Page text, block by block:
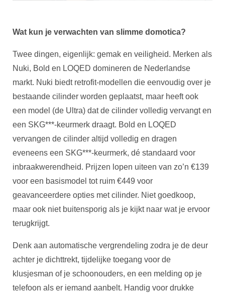
Wat kun je verwachten van slimme domotica?
Twee dingen, eigenlijk: gemak en veiligheid. Merken als
Nuki, Bold en LOQED domineren de Nederlandse
markt. Nuki biedt retrofit-modellen die eenvoudig over je
bestaande cilinder worden geplaatst, maar heeft ook
een model (de Ultra) dat de cilinder volledig vervangt en
een SKG***-keurmerk draagt. Bold en LOQED
vervangen de cilinder altijd volledig en dragen
eveneens een SKG***-keurmerk, dé standaard voor
inbraakwerendheid. Prijzen lopen uiteen van zo’n €139
voor een basismodel tot ruim €449 voor
geavanceerdere opties met cilinder. Niet goedkoop,
maar ook niet buitensporig als je kijkt naar wat je ervoor
terugkrijgt.
Denk aan automatische vergrendeling zodra je de deur
achter je dichttrekt, tijdelijke toegang voor de
klusjesman of je schoonouders, en een melding op je
telefoon als er iemand aanbelt. Handig voor drukke